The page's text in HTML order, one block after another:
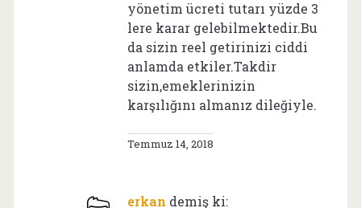
yönetim ücreti tutarı yüzde 3
lere karar gelebilmektedir.Bu
da sizin reel getirinizi ciddi
anlamda etkiler.Takdir
sizin,emeklerinizin
karşılığını almanız dileğiyle.
Temmuz 14, 2018
erkan demiş ki: